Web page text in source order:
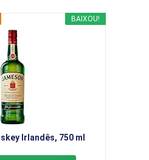
BAIXOU!
Irlandês, 750 ml